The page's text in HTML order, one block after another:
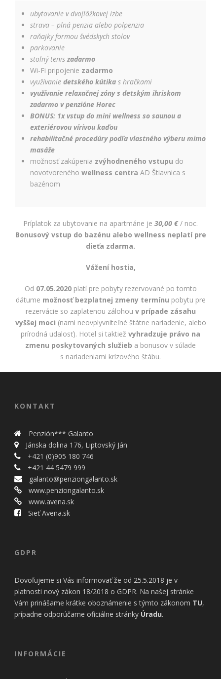
ubytovanie v dvojlôžkovej izbe
strava – plná penzia alebo polpenzia
raňajky formou švédskych stolov
parkovanie
stolný teniszadarmo
Wi-Fi pripojenie zadarmo
využívanie detského kútika s hračkami
využívanie relaxačnej zóny s detským ihriskom
zadarmo v penzióne Horec
BONUS: 1x vstup do mini wellness so saunou a
exteriérovou vírivou kaďou
rehabilitačné procedúry podľa vlastného výberu mimo
masáže
možnosť zakúpenia zvýhodneného vstupu do
novotvoreného wellness centra AD Štiavnica s
bazénom
Príplatok za ubytovanie na apartmáne je 30,00 € / noc.
Bonusový vstup do bazénu alebo wellness neplatí pre
dieťa zdarma.
Vážení hostia,
Od 07.05.2020platí pre pobyty rezervované po tomto
dátume možnosť bezplatnej zmeny termínu pobytu pre
rezervácie so zaplatenou zálohou v prípade zásahu
vyššej moci (nami neovplyvniteľné štátne nariadenie, alebo
prírodná udalosť). Hotel si taktiež vyhradzuje právo na
zmenu poskytovaných služieb a bonusov v súlade
s nariadeniami krízového štábu.
KONTAKT
Penzión*** Galanto
Jánska dolina 176, Liptovský Ján
+421 (0)905 180 746
+421 44 5479 999
galanto@penziongalanto.sk
www.penziongalanto.sk
www.avena.sk
Sieť Avena.sk
GDPR
Dovoľujeme si Vás informovať že od 25.5.2018 je v
platnosti nový zákon 18/2018 o GDPR. Na našej stránke
Vám prinášame krátke oboznámenie s týmto zákonom TU,
prípadne odporúčame oficiálne stránky Úradu.
INFORMÁCIE